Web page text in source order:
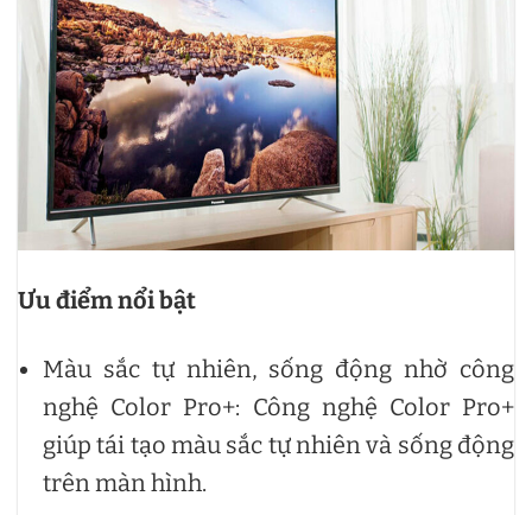
Ưu điểm nổi bật
Màu sắc tự nhiên, sống động nhờ công
nghệ Color Pro+: Công nghệ Color Pro+
giúp tái tạo màu sắc tự nhiên và sống động
trên màn hình.